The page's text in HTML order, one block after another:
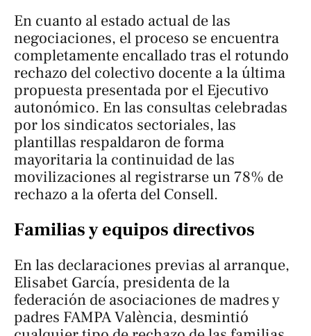
En cuanto al estado actual de las
negociaciones, el proceso se encuentra
completamente encallado tras el rotundo
rechazo del colectivo docente a la última
propuesta presentada por el Ejecutivo
autonómico. En las consultas celebradas
por los sindicatos sectoriales, las
plantillas respaldaron de forma
mayoritaria la continuidad de las
movilizaciones al registrarse un 78% de
rechazo a la oferta del Consell.
Familias y equipos directivos
En las declaraciones previas al arranque,
Elisabet García, presidenta de la
federación de asociaciones de madres y
padres FAMPA València, desmintió